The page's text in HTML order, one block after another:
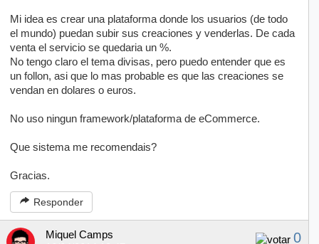
Mi idea es crear una plataforma donde los usuarios (de todo
el mundo) puedan subir sus creaciones y venderlas. De cada
venta el servicio se quedaria un %.
No tengo claro el tema divisas, pero puedo entender que es
un follon, asi que lo mas probable es que las creaciones se
vendan en dolares o euros.
No uso ningun framework/plataforma de eCommerce.
Que sistema me recomendais?
Gracias.
Responder
0
Miquel Camps